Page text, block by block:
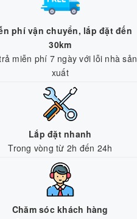
phí vận chuyển, lắp đặt đến
30km
miễn phí 7 ngày với lỗi nhà sản
xuất
Lắp đặt nhanh
Trong vòng từ 2h đến 24h
Chăm sóc khách hàng